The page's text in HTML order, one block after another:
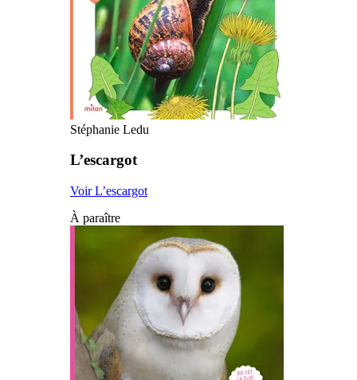
Stéphanie Ledu
L’escargot
Voir L’escargot
À paraître